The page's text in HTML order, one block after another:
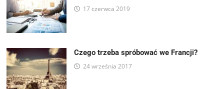
17 czerwca 2019
Czego trzeba spróbować we Francji?
24 września 2017